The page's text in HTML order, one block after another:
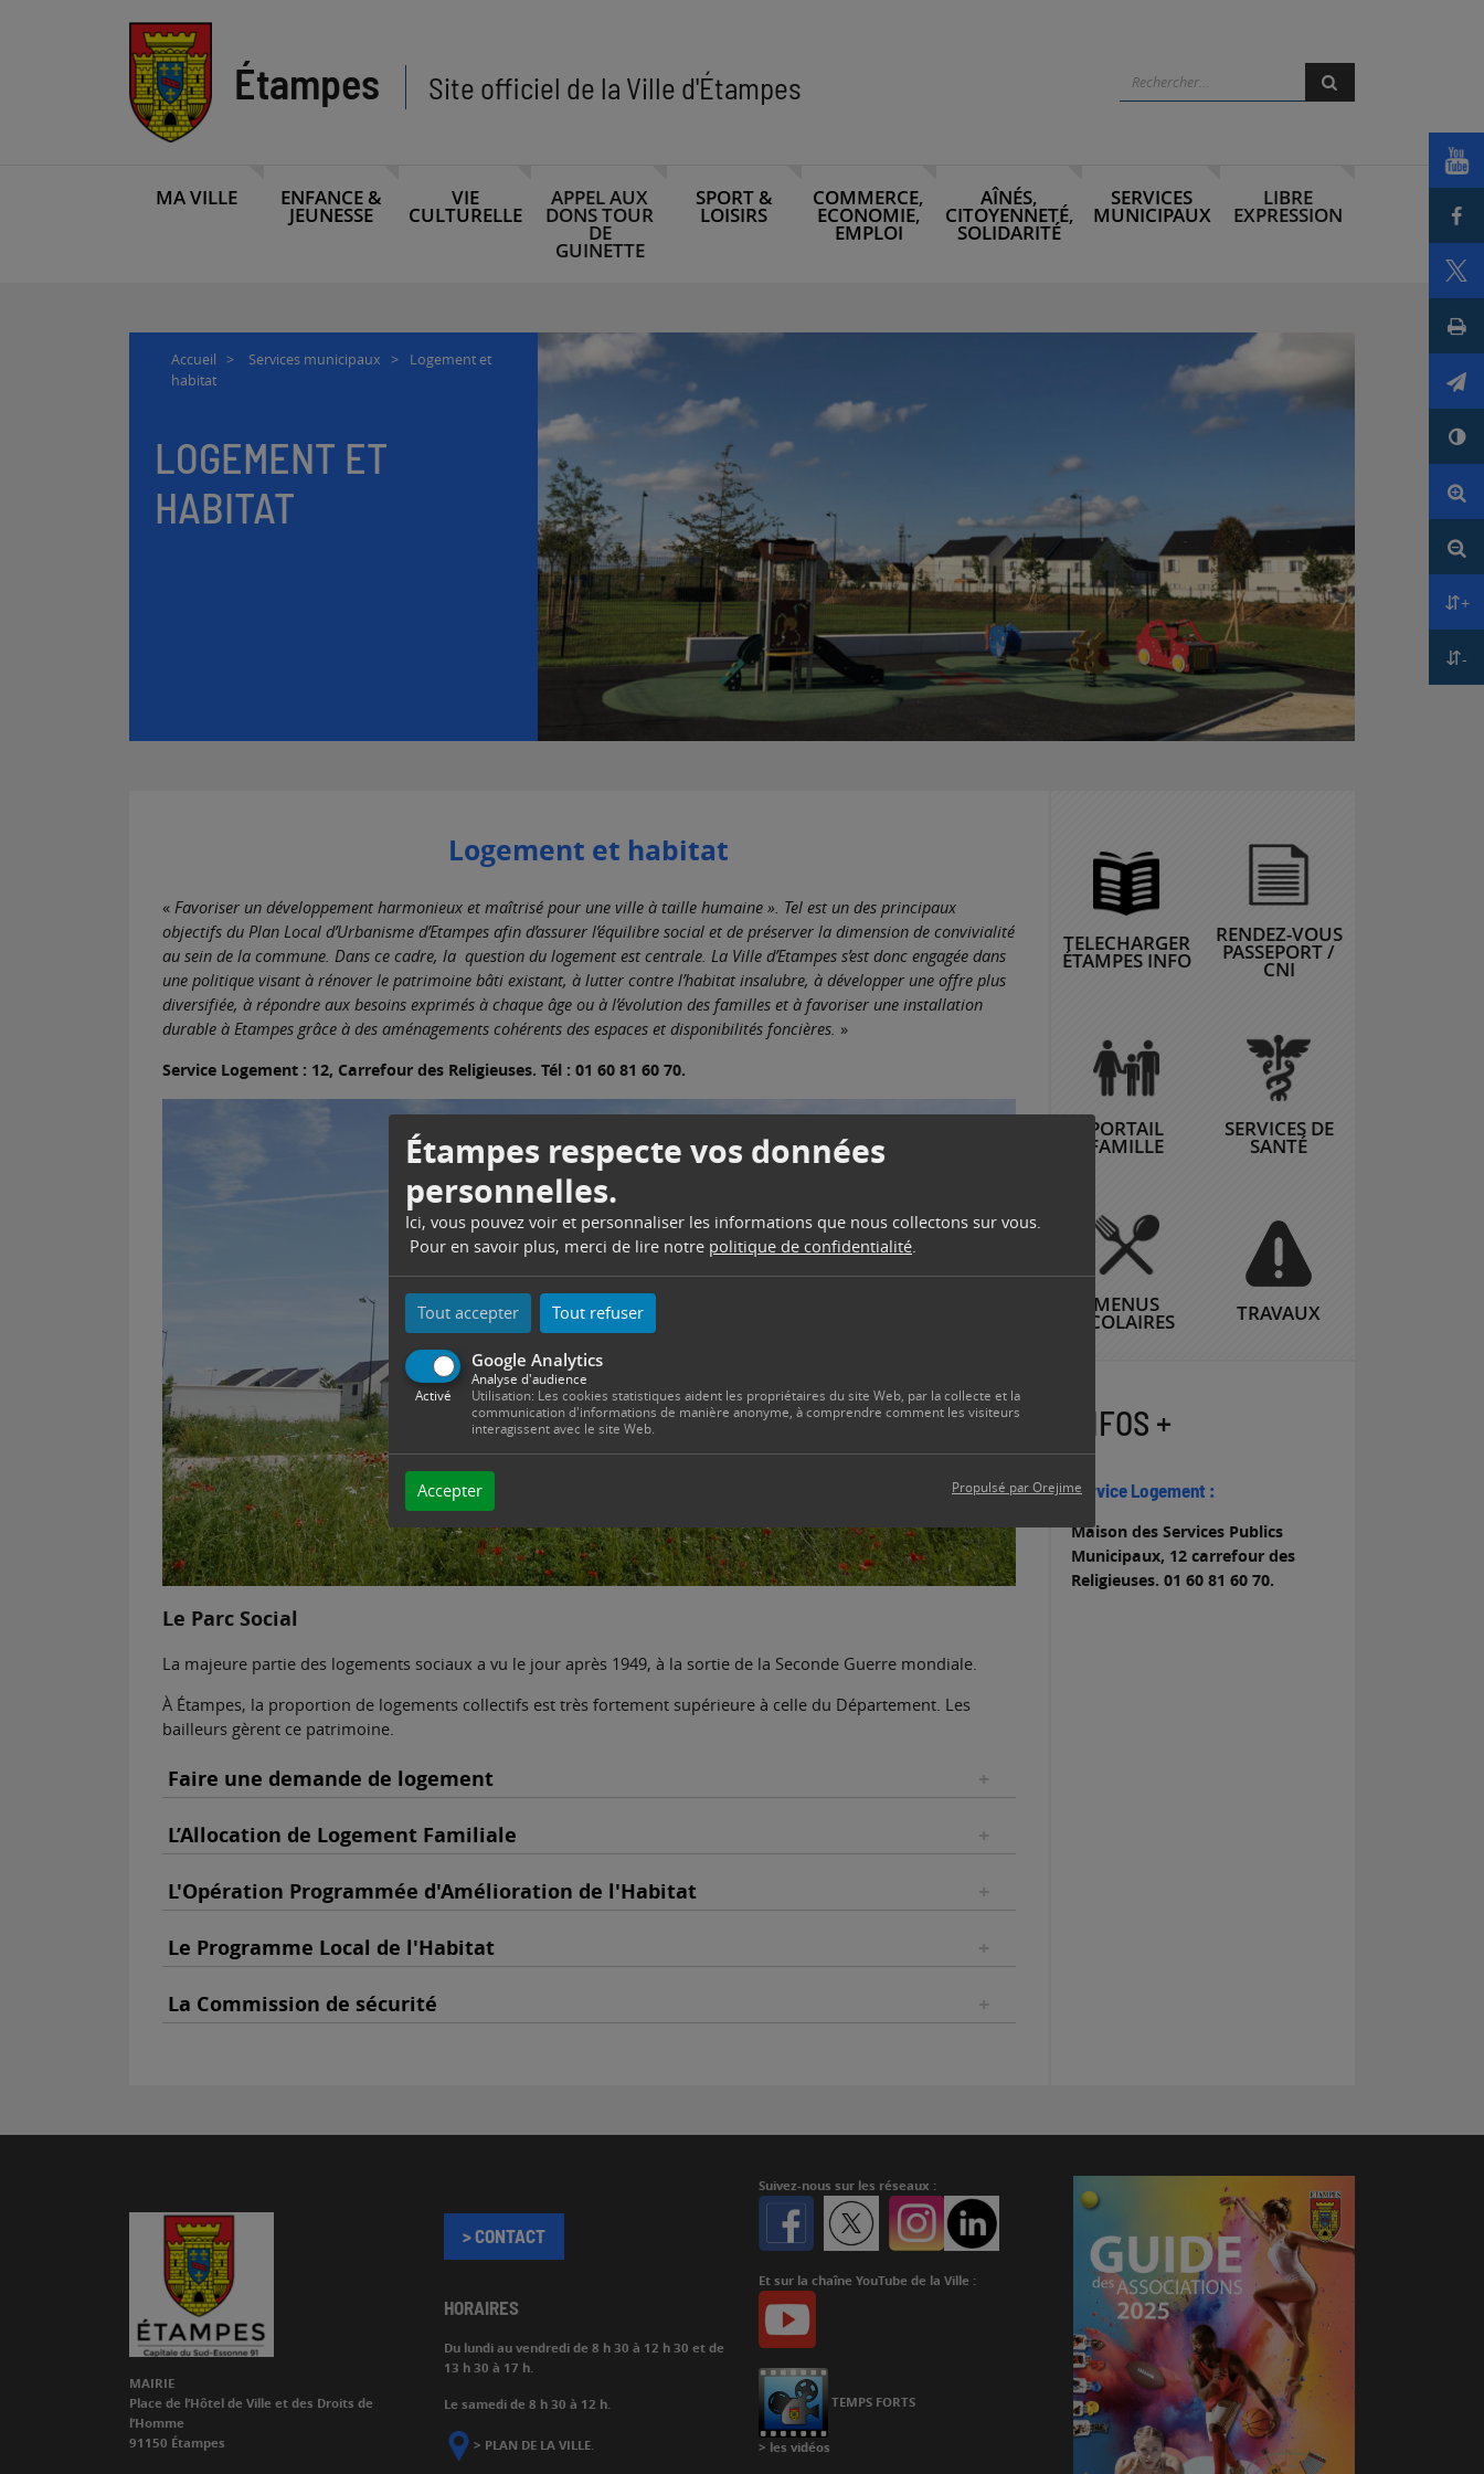
Étampes respecte vos données
personnelles.
Ici, vous pouvez voir et personnaliser les informations que nous collectons sur vous.
Pour en savoir plus, merci de lire notre politique de confidentialité.
Tout accepter Tout refuser
Google Analytics
Activé
Analyse d'audience
Utilisation: Les cookies statistiques aident les propriétaires du site Web, par la collecte et la
communication d'informations de manière anonyme, à comprendre comment les visiteurs
interagissent avec le site Web.
Accepter Propulsé par Orejime
Étampes Site officiel de la Ville d'Étampes Rechercher
MA VILLE ENFANCE &
JEUNESSE
VIE
CULTURELLE
APPEL AUX
DONS TOUR
DE
GUINETTE
SPORT &
LOISIRS
COMMERCE,
ECONOMIE,
EMPLOI
AÎNÉS,
CITOYENNETÉ,
SOLIDARITÉ
SERVICES
MUNICIPAUX
LIBRE
EXPRESSION
Accueil > Services municipaux >
Logement et
habitat
LOGEMENT ET
HABITAT
Logement et habitat
« Favoriser un développement harmonieux et maîtrisé pour une ville à taille humaine ». Tel est un des principaux
objectifs du Plan Local d’Urbanisme d’Etampes afin d’assurer l’équilibre social et de préserver la dimension de convivialité
au sein de la commune. Dans ce cadre, la question du logement est centrale. La Ville d’Etampes s’est donc engagée dans
une politique visant à rénover le patrimoine bâti existant, à lutter contre l’habitat insalubre, à développer une offre plus
diversifiée, à répondre aux besoins exprimés à chaque âge ou à l’évolution des familles et à favoriser une installation
durable à Etampes grâce à des aménagements cohérents des espaces et disponibilités foncières. »
Service Logement : 12, Carrefour des Religieuses. Tél : 01 60 81 60 70.
Le Parc Social
La majeure partie des logements sociaux a vu le jour après 1949, à la sortie de la Seconde Guerre mondiale.
À Étampes, la proportion de logements collectifs est très fortement supérieure à celle du Département. Les
bailleurs gèrent ce patrimoine.
Faire une demande de logement
L’Allocation de Logement Familiale
L'Opération Programmée d'Amélioration de l'Habitat
Le Programme Local de l'Habitat
La Commission de sécurité
TELECHARGER
ÉTAMPES INFO
RENDEZ-VOUS
PASSEPORT /
CNI
PORTAIL
FAMILLE
SERVICES DE
SANTÉ
MENUS
SCOLAIRES TRAVAUX
INFOS +
Service Logement :
Maison des Services Publics
Municipaux, 12 carrefour des
Religieuses. 01 60 81 60 70.
+
-
MAIRIE
Place de l’Hôtel de Ville et des Droits de
l’Homme
91150 Étampes
> CONTACT
HORAIRES
Du lundi au vendredi de 8 h 30 à 12 h 30 et de
13 h 30 à 17 h.
Le samedi de 8 h 30 à 12 h.
> PLAN DE LA VILLE.
Suivez-nous sur les réseaux :
Facebook Twitter Instagram
Et sur la chaîne YouTube de la Ville :
Youtube
Youtube
TEMPS FORTS
> les vidéos